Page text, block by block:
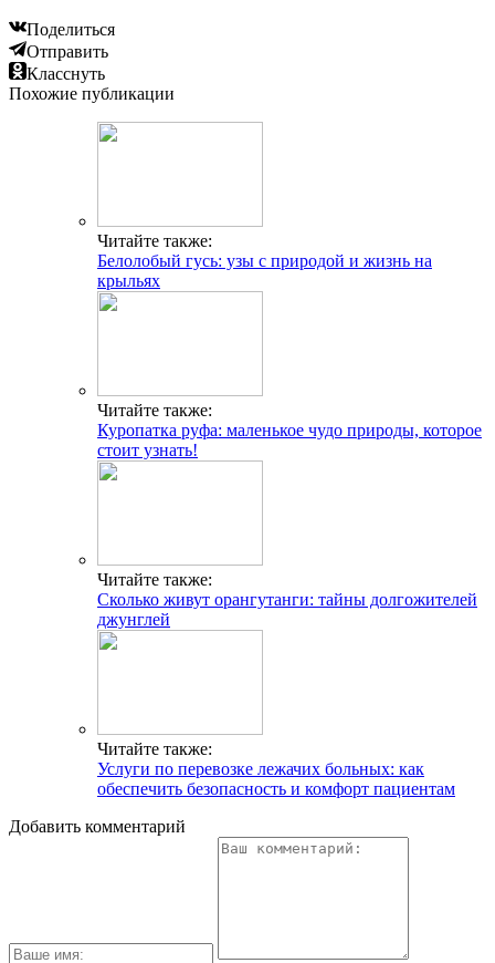
Поделиться
Отправить
Класснуть
Похожие публикации
Читайте также:
Белолобый гусь: узы с природой и жизнь на
крыльях
Читайте также:
Куропатка руфа: маленькое чудо природы, которое
стоит узнать!
Читайте также:
Сколько живут орангутанги: тайны долгожителей
джунглей
Читайте также:
Услуги по перевозке лежачих больных: как
обеспечить безопасность и комфорт пациентам
Добавить комментарий